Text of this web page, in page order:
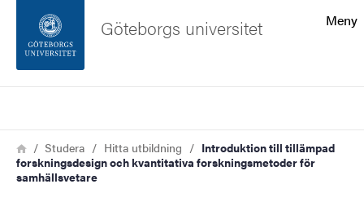
Sidfoten
Om webbplatsen
Meny
Göteborgs universitet
Länkstig
HemStudera Hitta utbildning
Introduktion till tillämpad
forskningsdesign och kvantitativa forskningsmetoder för
samhällsvetare